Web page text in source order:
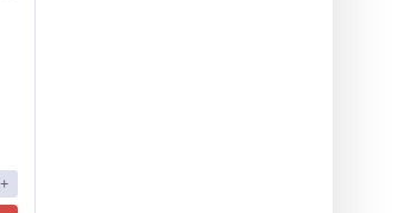
+